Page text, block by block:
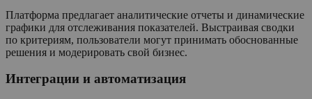
Платформа предлагает аналитические отчеты и динамические
графики для отслеживания показателей. Выстраивая сводки
по критериям, пользователи могут принимать обоснованные
решения и модерировать свой бизнес.
Интеграции и автоматизация